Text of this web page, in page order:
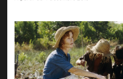
e
m
b
r
e